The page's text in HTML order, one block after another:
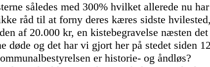
således med 300% hvilket allerede nu
råd til at forny deres kæres sidste
af 20.000 kr, en kistebegravelse næsten
døde og det har vi gjort her på stedet siden
er historie- og åndløs?